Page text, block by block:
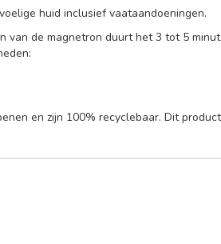
huid inclusief vaataandoeningen.
van de magnetron duurt het 3 tot 5
en zijn 100% recyclebaar. Dit